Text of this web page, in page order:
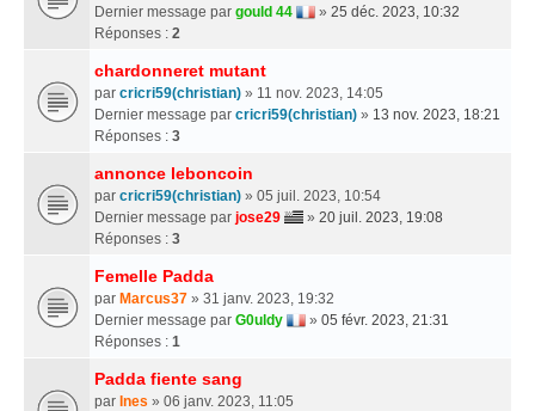
Dernier message par gould 44 » 25 déc. 2023, 10:32
Réponses : 2
chardonneret mutant
par cricri59(christian) » 11 nov. 2023, 14:05
Dernier message par cricri59(christian) » 13 nov. 2023, 18:21
Réponses : 3
annonce leboncoin
par cricri59(christian) » 05 juil. 2023, 10:54
Dernier message par jose29 » 20 juil. 2023, 19:08
Réponses : 3
Femelle Padda
par Marcus37 » 31 janv. 2023, 19:32
Dernier message par G0uldy » 05 févr. 2023, 21:31
Réponses : 1
Padda fiente sang
par Ines » 06 janv. 2023, 11:05